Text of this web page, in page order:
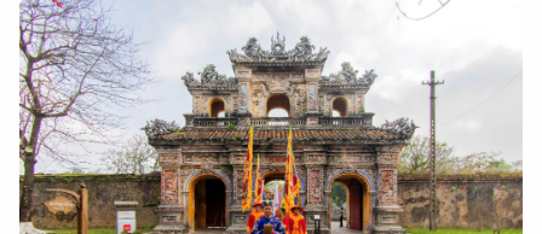
eMagazine
Video Ảnh
Infographic
Chuyên trangAn ninh thế giớiVăn nghệ Công an
Chuyên đề